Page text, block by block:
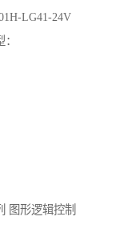
LG41-24V
图形逻辑控制